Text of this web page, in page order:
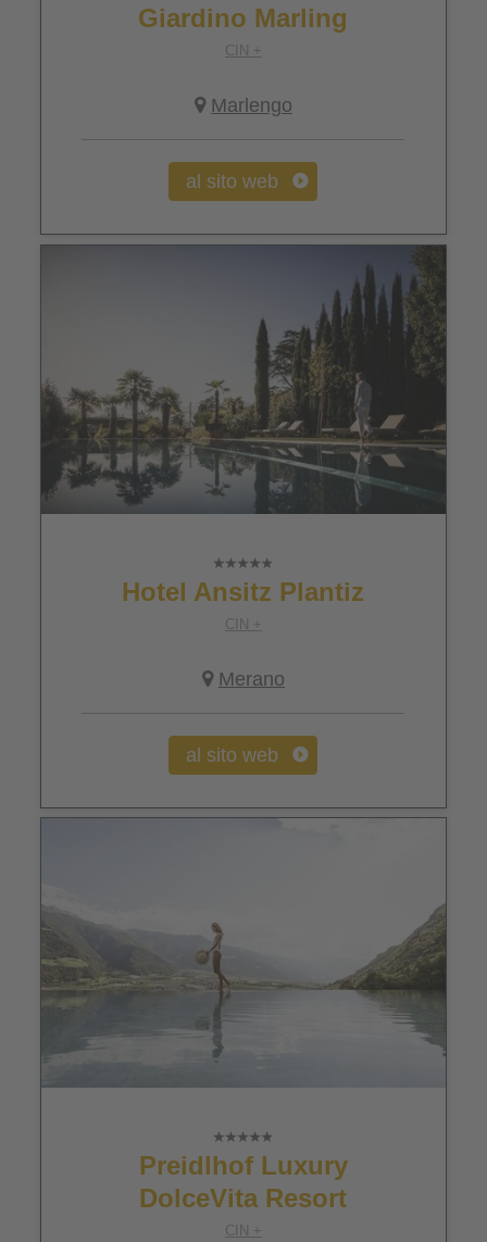
Giardino Marling
CIN +
Marlengo
al sito web
Hotel Ansitz Plantiz
CIN +
Merano
al sito web
Preidlhof Luxury
DolceVita Resort
CIN +